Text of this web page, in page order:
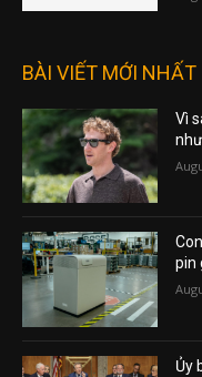
BÀI VIẾT MỚI NHẤT
Vì
pin
Ủy